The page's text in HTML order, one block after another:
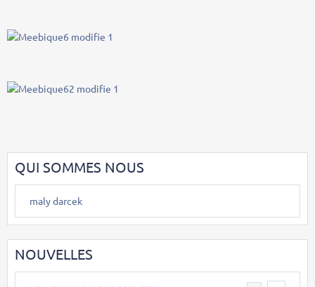
QUI SOMMES NOUS
maly darcek
NOUVELLES